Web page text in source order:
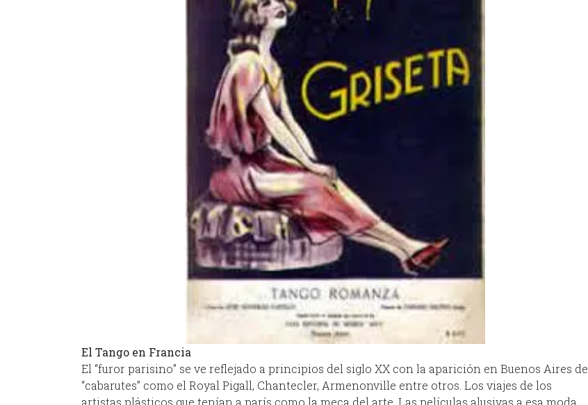
El Tango en Francia
El “furor parisino” se ve reflejado a principios del siglo XX con la aparición en Buenos Aires de
“cabarutes” como el Royal Pigall, Chantecler, Armenonville entre otros. Los viajes de los
artistas plásticos que tenían a parís como la meca del arte. Las películas alusivas a esa moda